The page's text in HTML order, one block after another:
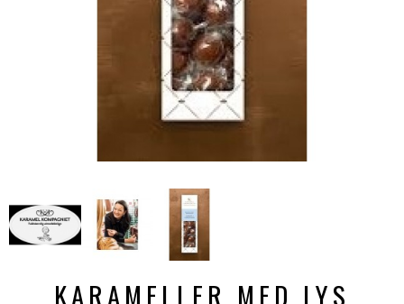
KARAMELLER MED LYS